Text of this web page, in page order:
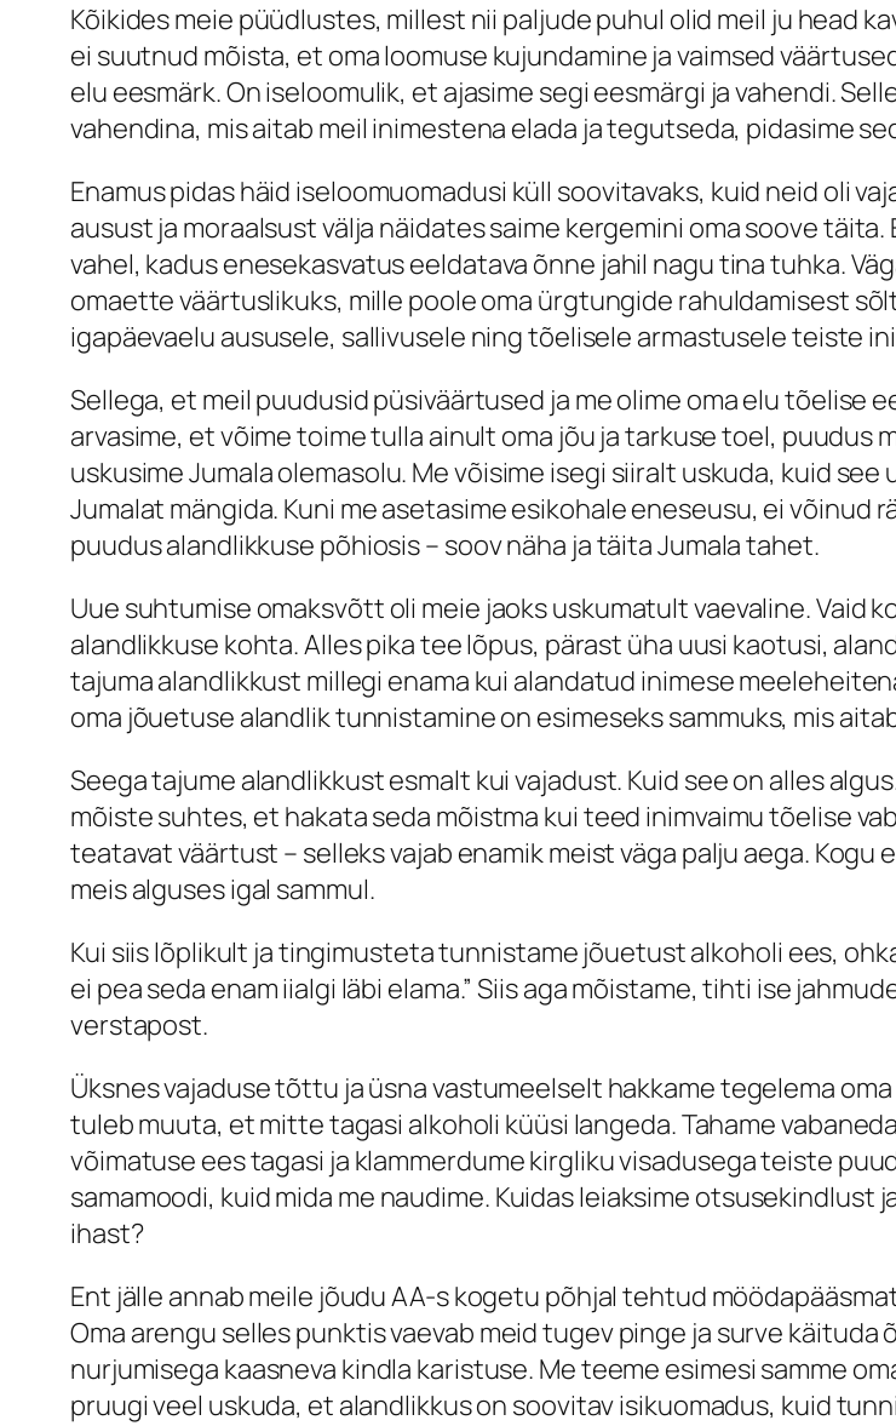
Kõikides meie püüdlustes, millest nii paljude puhul olid meil ju head
ei suutnud mõista, et oma loomuse kujundamine ja vaimsed
elu eesmärk. On iseloomulik, et ajasime segi eesmärgi ja vahendi.
vahendina, mis aitab meil inimestena elada ja tegutseda, pidasime
Enamus pidas häid iseloomuomadusi küll soovitavaks, kuid neid oli
ausust ja moraalsust välja näidates saime kergemini oma soove
vahel, kadus enesekasvatus eeldatava õnne jahil nagu tina tuhka.
omaette väärtuslikuks, mille poole oma ürgtungide rahuldamisest
igapäevaelu aususele, sallivusele ning tõelisele armastusele teiste
Sellega, et meil puudusid püsiväärtused ja me olime oma elu tõelise
arvasime, et võime toime tulla ainult oma jõu ja tarkuse toel, puudus
uskusime Jumala olemasolu. Me võisime isegi siiralt uskuda, kuid
Jumalat mängida. Kuni me asetasime esikohale eneseusu, ei võinud
puudus alandlikkuse põhiosis – soov näha ja täita Jumala tahet.
Uue suhtumise omaksvõtt oli meie jaoks uskumatult vaevaline. Vaid
alandlikkuse kohta. Alles pika tee lõpus, pärast üha uusi kaotusi,
tajuma alandlikkust millegi enama kui alandatud inimese
oma jõuetuse alandlik tunnistamine on esimeseks sammuks, mis
Seega tajume alandlikkust esmalt kui vajadust. Kuid see on alles
mõiste suhtes, et hakata seda mõistma kui teed inimvaimu tõelise
teatavat väärtust – selleks vajab enamik meist väga palju aega.
meis alguses igal sammul.
Kui siis lõplikult ja tingimusteta tunnistame jõuetust alkoholi ees,
ei pea seda enam iialgi läbi elama.” Siis aga mõistame, tihti ise
verstapost.
Üksnes vajaduse tõttu ja üsna vastumeelselt hakkame tegelema
tuleb muuta, et mitte tagasi alkoholi küüsi langeda. Tahame
võimatuse ees tagasi ja klammerdume kirgliku visadusega teiste
samamoodi, kuid mida me naudime. Kuidas leiaksime
ihast?
Ent jälle annab meile jõudu AA-s kogetu põhjal tehtud
Oma arengu selles punktis vaevab meid tugev pinge ja surve käituda
nurjumisega kaasneva kindla karistuse. Me teeme esimesi samme
pruugi veel uskuda, et alandlikkus on soovitav isikuomadus, kuid